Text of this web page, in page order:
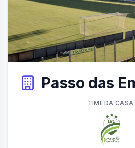
Passo das
TIMEDA CASA